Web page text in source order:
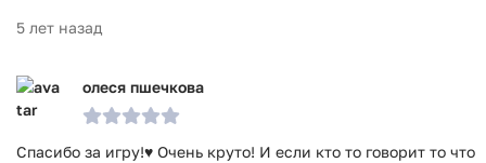
5 лет назад
олеся пшечкова
Спасибо за игру!♥️ Очень круто! И если кто то говорит то что